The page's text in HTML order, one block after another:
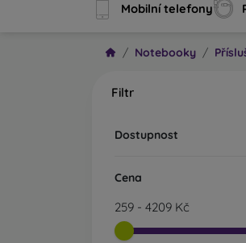
Mobilní telefony
Notebooky
Filtr
Dostupnost
Cena
259 - 4209 Kč